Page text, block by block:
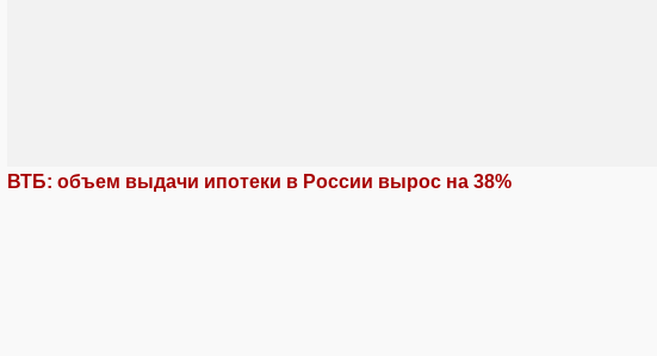
ВТБ: объем выдачи ипотеки в России вырос на 38%